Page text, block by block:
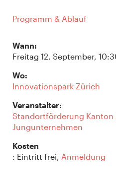
Programm & Ablauf
Wann:
Freitag 12. September,
Wo:
Innovationspark Zürich
Veranstalter:
Standortförderung Kanton
Jungunternehmen
Kosten
: Eintritt frei, Anmeldung